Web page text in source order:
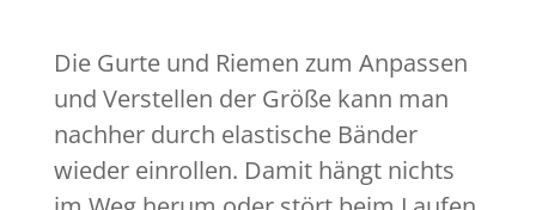
Die Gurte und Riemen zum Anpassen
und Verstellen der Größe kann man
nachher durch elastische Bänder
wieder einrollen. Damit hängt nichts